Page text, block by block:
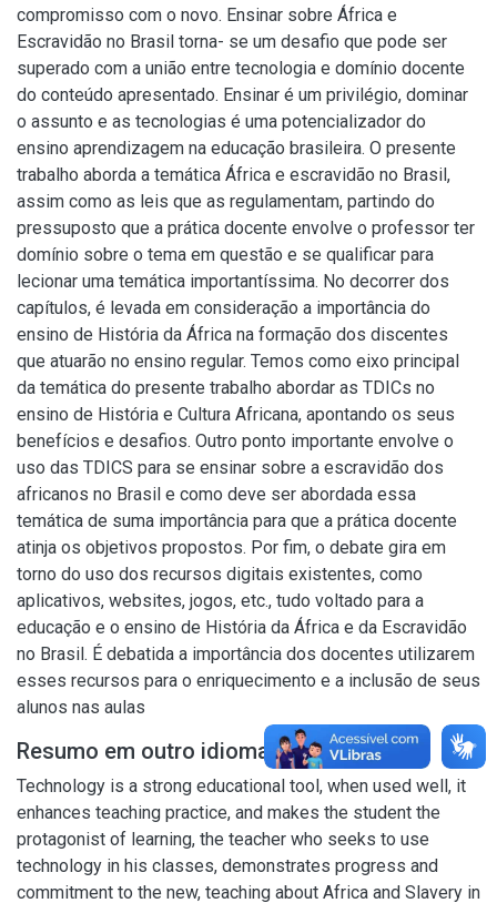
compromisso com o novo. Ensinar sobre África e
Escravidão no Brasil torna- se um desafio que pode ser
superado com a união entre tecnologia e domínio docente
do conteúdo apresentado. Ensinar é um privilégio, dominar
o assunto e as tecnologias é uma potencializador do
ensino aprendizagem na educação brasileira. O presente
trabalho aborda a temática África e escravidão no Brasil,
assim como as leis que as regulamentam, partindo do
pressuposto que a prática docente envolve o professor ter
domínio sobre o tema em questão e se qualificar para
lecionar uma temática importantíssima. No decorrer dos
capítulos, é levada em consideração a importância do
ensino de História da África na formação dos discentes
que atuarão no ensino regular. Temos como eixo principal
da temática do presente trabalho abordar as TDICs no
ensino de História e Cultura Africana, apontando os seus
benefícios e desafios. Outro ponto importante envolve o
uso das TDICS para se ensinar sobre a escravidão dos
africanos no Brasil e como deve ser abordada essa
temática de suma importância para que a prática docente
atinja os objetivos propostos. Por fim, o debate gira em
torno do uso dos recursos digitais existentes, como
aplicativos, websites, jogos, etc., tudo voltado para a
educação e o ensino de História da África e da Escravidão
no Brasil. É debatida a importância dos docentes utilizarem
esses recursos para o enriquecimento e a inclusão de seus
alunos nas aulas
Resumo em outro idioma
Technology is a strong educational tool, when used well, it
enhances teaching practice, and makes the student the
protagonist of learning, the teacher who seeks to use
technology in his classes, demonstrates progress and
commitment to the new, teaching about Africa and Slavery in